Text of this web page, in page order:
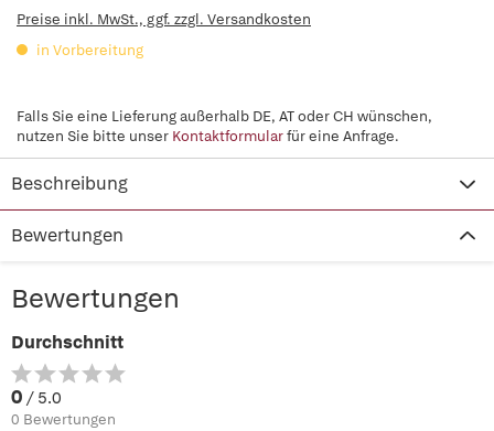
Preise inkl. MwSt., ggf. zzgl. Versandkosten
in Vorbereitung
Falls Sie eine Lieferung außerhalb DE, AT oder CH wünschen,
nutzen Sie bitte unser Kontaktformularfür eine Anfrage.
Beschreibung
Bewertungen
Bewertungen
Durchschnitt
0 / 5.0
0 Bewertungen